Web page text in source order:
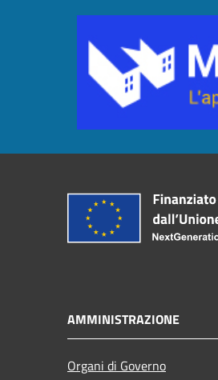
AMMINISTRAZIONE
Organi di Governo